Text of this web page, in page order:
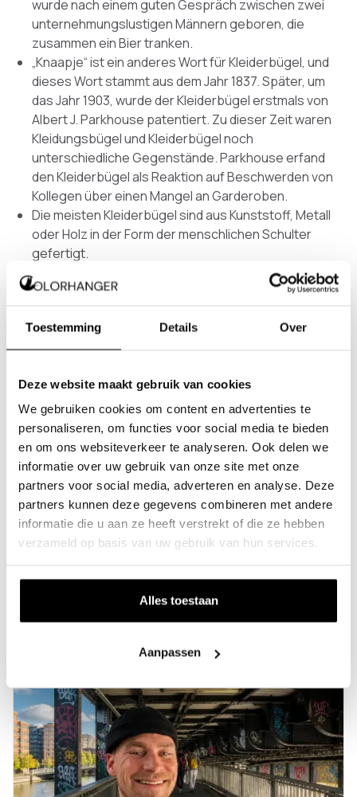
Toestemming Details Over
Deze website maakt gebruik van cookies
We gebruiken cookies om content en advertenties te
personaliseren, om functies voor social media te bieden
en om ons websiteverkeer te analyseren. Ook delen we
informatie over uw gebruik van onze site met onze
partners voor social media, adverteren en analyse. Deze
partners kunnen deze gegevens combineren met andere
informatie die u aan ze heeft verstrekt of die ze hebben
verzameld op basis van uw gebruik van hun services.
Alles toestaan
Aanpassen
wurde nach einem guten Gespräch zwischen zwei
unternehmungslustigen Männern geboren, die
zusammen ein Bier tranken.
„Knaapje“ ist ein anderes Wort für Kleiderbügel, und
dieses Wort stammt aus dem Jahr 1837. Später, um
das Jahr 1903, wurde der Kleiderbügel erstmals von
Albert J. Parkhouse patentiert. Zu dieser Zeit waren
Kleidungsbügel und Kleiderbügel noch
unterschiedliche Gegenstände. Parkhouse erfand
den Kleiderbügel als Reaktion auf Beschwerden von
Kollegen über einen Mangel an Garderoben.
Die meisten Kleiderbügel sind aus Kunststoff, Metall
oder Holz in der Form der menschlichen Schulter
gefertigt.
Die Pulverbeschichtung bietet einen guten
zusätzlichen Schutz gegen Korrosion und ist sehr
Witterungseinflüsse.
Es werden verschiedene Gruppen von Edelstahl
Entwürfe rostfreien Stahl 304. Der Kohlenstoffgehalt
des Materials bestimmt seine Härte.
Bei der Pulverbeschichtung werden keine
schädlichen Stoffe freigesetzt. Es bleiben auch keine
schädlichen Rückstände zurück, da das Pulver, das
nicht auf dem Material landet, weitgehend recycelt
wird.
Kennen Sie interessante Fakten über Garderoben,
sind? Wir würden uns freuen, wenn Sie es uns mitteilen!